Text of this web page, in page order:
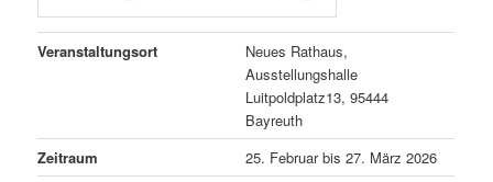
Veranstaltungsort
Neues Rathaus,
Ausstellungshalle
Luitpoldplatz13, 95444
Bayreuth
Zeitraum
25. Februar bis 27. März 2026